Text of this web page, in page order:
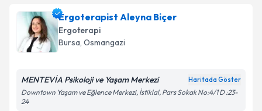
bilgilendireceğiz.
E-posta Adresiniz
Kişisel verilerimin işlenmesine ilişkinAydınlatma
Ergoterapist Aleyna Biçer
Ergoterapi
Bursa, Osmangazi
MENTEVİA Psikoloji ve Yaşam Merkezi Haritada Göster
Downtown Yaşam ve Eğlence Merkezi, İstiklal, Pars Sokak No:4/1 D :23-
24